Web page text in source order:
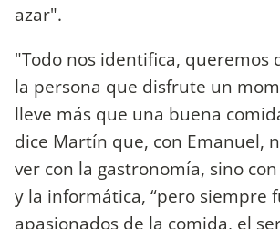
azar".
"Todo nos identifica, queremos
la persona que disfrute un
lleve más que una buena
dice Martín que, con Emanuel,
ver con la gastronomía, sino
y la informática, “pero siempre
apasionados de la comida, el